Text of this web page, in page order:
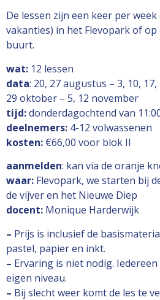
De lessen zijn een keer per
vakanties) in het Flevopark of op
buurt.
wat: 12 lessen
data: 20, 27 augustus – 3, 10,
29 oktober – 5, 12 november
tijd:donderdagochtend van
deelnemers: 4-12 volwassenen
kosten: €66,00 voor blok II
aanmelden: kan via de oranje
waar: Flevopark, we starten bij
de vijver en het Nieuwe Diep
docent: Monique Harderwijk
– Prijs is inclusief de
pastel, papier en inkt.
– Ervaring is niet nodig.
eigen niveau.
– Bij slecht weer komt de les te